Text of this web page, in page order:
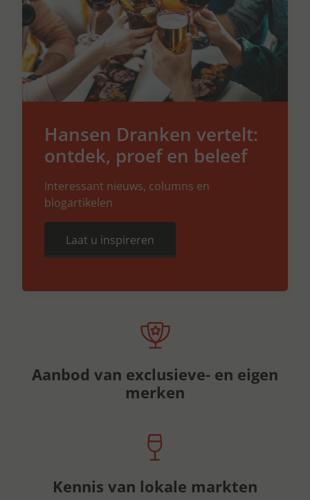
Hansen Dranken vertelt:
ontdek, proef en beleef
Interessant nieuws, columns en
blogartikelen
Laat u inspireren
Aanbod van exclusieve- en eigen
merken
Kennis van lokale markten